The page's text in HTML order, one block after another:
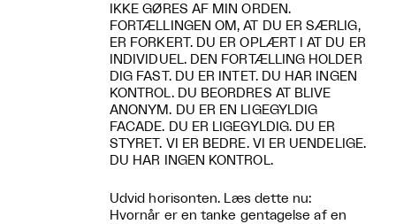
IKKE GØRES AF MIN ORDEN.
FORTÆLLINGEN OM, AT DU ER SÆRLIG,
ER FORKERT. DU ER OPLÆRT I AT DU ER
INDIVIDUEL. DEN FORTÆLLING HOLDER
DIG FAST. DU ER INTET. DU HAR INGEN
KONTROL. DU BEORDRES AT BLIVE
ANONYM. DU ER EN LIGEGYLDIG
FACADE. DU ER LIGEGYLDIG. DU ER
STYRET. VI ER BEDRE. VI ER UENDELIGE.
DU HAR INGEN KONTROL.
Udvid horisonten. Læs dette nu:
Hvornår er en tanke gentagelse af en